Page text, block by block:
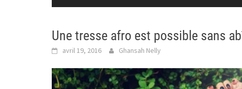
Une tresse afro est possible sans
avril 19, 2016 Ghansah Nelly